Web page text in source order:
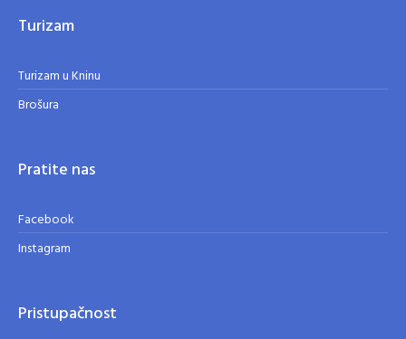
Turizam
Turizam u Kninu
Brošura
Pratite nas
Facebook
Instagram
Pristupačnost